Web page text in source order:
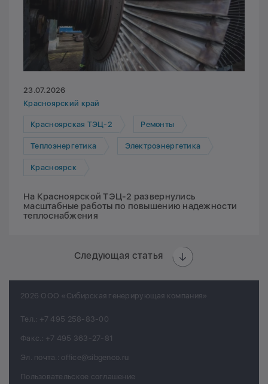
23.07.2026
Красноярский край
Красноярская ТЭЦ-2 Ремонты
Теплоэнергетика Электроэнергетика
Красноярск
На Красноярской ТЭЦ-2 развернулись
масштабные работы по повышению надежности
теплоснабжения
Следующая статья
2026 ООО «Сибирская генерирующая компания»
Тел.: +7 495 258-83-00
Факс.: +7 495 363-27-81
Эл. почта.: office@sibgenco.ru
Пользовательское соглашение